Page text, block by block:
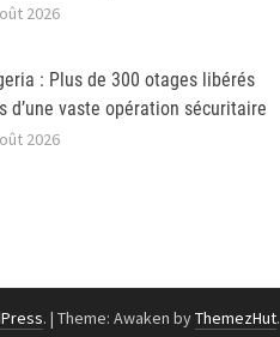
2026
: Plus de 300 otages libérés
d’une vaste opération sécuritaire
2026
. | Theme: Awaken byThemezHut.